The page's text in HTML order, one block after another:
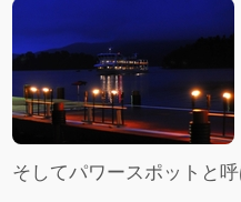
そしてパワースポットと